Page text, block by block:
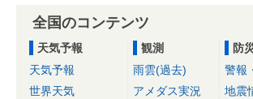
全国のコンテンツ
天気予報
天気予報
世界天気
観測
雨雲(過去)
アメダス実況
防
警報
地震